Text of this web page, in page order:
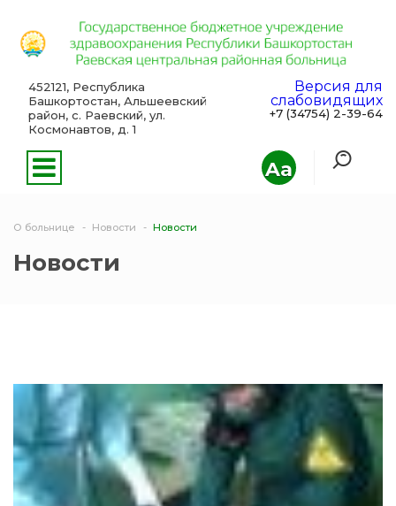
Aa
452121, Республика
Башкортостан, Альшеевский
район, с. Раевский, ул.
Космонавтов, д. 1
Версия для
слабовидящих
+7 (34754) 2-39-64
О больнице Новости Новости
Новости